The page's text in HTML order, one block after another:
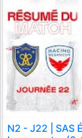
N2 - J22 | SAS